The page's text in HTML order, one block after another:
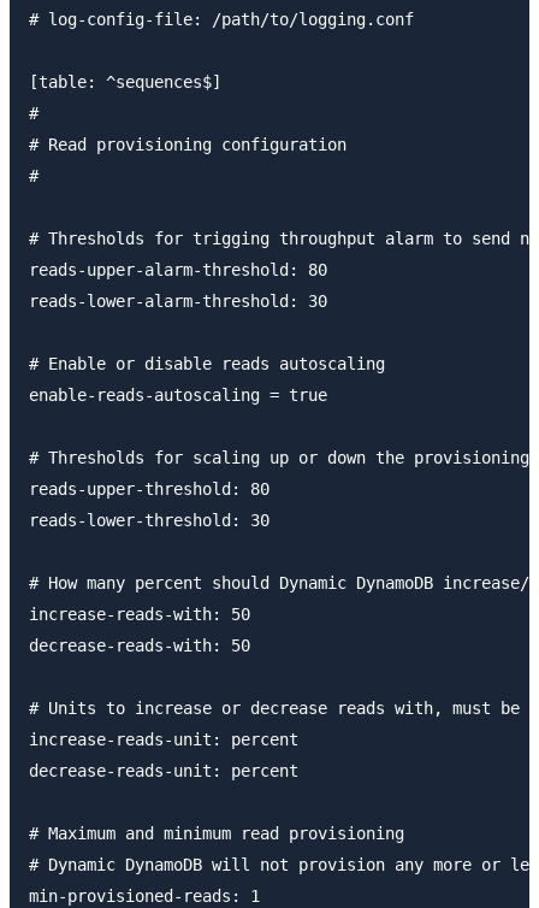
# log-config-file: /path/to/logging.conf
[table: ^sequences$]
#
# Read provisioning configuration
#
# Thresholds for trigging throughput alarm to send
reads-upper-alarm-threshold: 80
reads-lower-alarm-threshold: 30
# Enable or disable reads autoscaling
enable-reads-autoscaling = true
# Thresholds for scaling up or down the provisioning
reads-upper-threshold: 80
reads-lower-threshold: 30
# How many percent should Dynamic DynamoDB
increase-reads-with: 50
decrease-reads-with: 50
# Units to increase or decrease reads with, must
increase-reads-unit: percent
decrease-reads-unit: percent
# Maximum and minimum read provisioning
# Dynamic DynamoDB will not provision any more or
min-provisioned-reads: 1